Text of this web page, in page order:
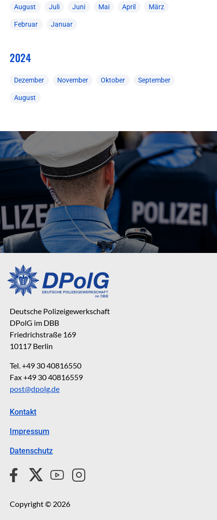
August Juli Juni Mai April März
Februar Januar
2024
Dezember November Oktober September
August
Deutsche Polizeigewerkschaft
DPolG im DBB
Friedrichstraße 169
10117 Berlin
Tel. +49 30 40816550
Fax +49 30 40816559
post@dpolg.de
Kontakt
Impressum
Datenschutz
Copyright © 2026